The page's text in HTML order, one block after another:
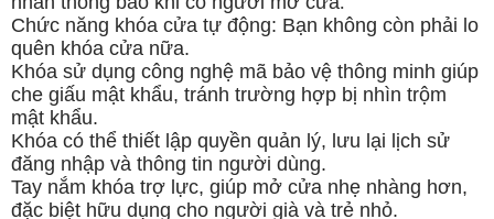
Chức năng khóa cửa tự động: Bạn không còn phải lo
quên khóa cửa nữa.
Khóa sử dụng công nghệ mã bảo vệ thông minh giúp
che giấu mật khẩu, tránh trường hợp bị nhìn trộm
mật khẩu.
Khóa có thể thiết lập quyền quản lý, lưu lại lịch sử
đăng nhập và thông tin người dùng.
Tay nắm khóa trợ lực, giúp mở cửa nhẹ nhàng hơn,
đặc biệt hữu dụng cho người già và trẻ nhỏ.